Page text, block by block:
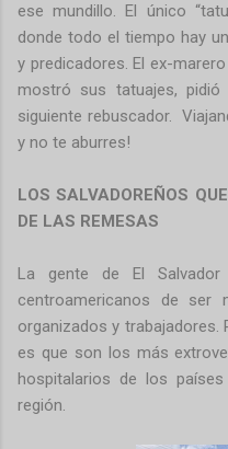
ese mundillo. El único
donde todo el tiempo hay
y predicadores. El ex-
mostró sus tatuajes,
siguiente rebuscador.
y no te aburres!
LOS SALVADOREÑOS
DE LAS REMESAS
La gente de El
centroamericanos de ser
organizados y trabajadores.
es que son los más
hospitalarios de los
región.